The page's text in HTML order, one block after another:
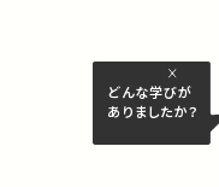
どんな学びが
ありましたか？